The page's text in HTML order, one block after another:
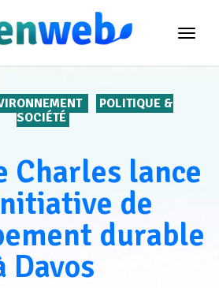
POLITIQUE &
SOCIÉTÉ
Charles lance
de
durable
Davos